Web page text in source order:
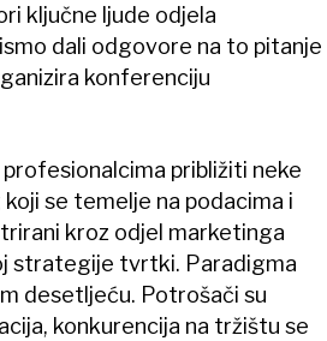
ključne ljude odjela
dali odgovore na to pitanje
konferenciju
približiti neke
se temelje na podacima i
kroz odjel marketinga
strategije tvrtki. Paradigma
desetljeću. Potrošači su
konkurencija na tržištu se